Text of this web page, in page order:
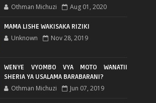
Othman Michuzi Aug 01, 2020
MAMA LISHE WAKISAKA RIZIKI
Unknown Nov 28, 2019
WENYE VYOMBO VYA MOTO WANATII
SHERIA YA USALAMA BARABARANI?
Othman Michuzi Jun 07, 2019